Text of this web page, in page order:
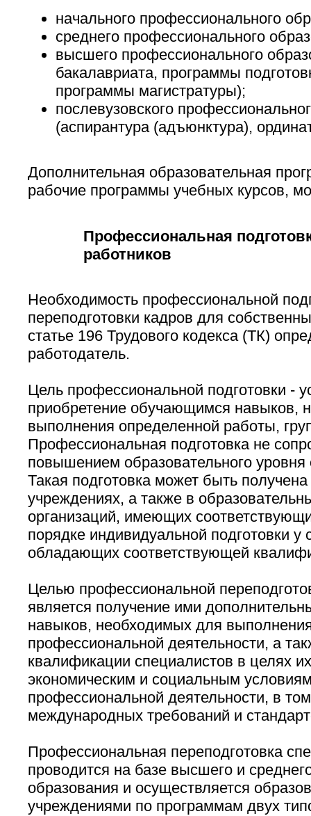
начального профессионального
среднего профессионального
высшего профессионального
бакалавриата, программы
программы магистратуры);
послевузовского
(аспирантура (адъюнктура),
Дополнительная образовательная
рабочие программы учебных курсов,
Профессиональная
работников
Необходимость профессиональной
переподготовки кадров для
статье 196 Трудового кодекса (ТК)
работодатель.
Цель профессиональной подготовки -
приобретение обучающимся навыков,
выполнения определенной работы,
Профессиональная подготовка не
повышением образовательного
Такая подготовка может быть
учреждениях, а также в
организаций, имеющих
порядке индивидуальной подготовки у
обладающих соответствующей
Целью профессиональной
является получение ими
навыков, необходимых для
профессиональной деятельности, а
квалификации специалистов в целях
экономическим и социальным
профессиональной деятельности, в
международных требований и
Профессиональная переподготовка
проводится на базе высшего и
образования и осуществляется
учреждениями по программам двух